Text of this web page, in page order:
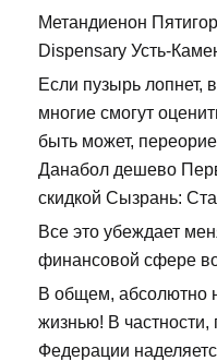
Метандиенон
Dispensary Усть-
Если пузырь лопнет,
многие смогут
быть может,
Данабол дешево
скидкой Сызрань:
Все это убеждает
финансовой сфере
В общем, абсолютно
жизнью! В частности,
Федерации